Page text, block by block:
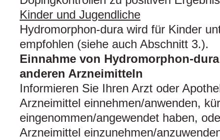
Kinder und Jugendliche
Hydromorphon-dura wird für Kinder
empfohlen (siehe auch Abschnitt 3.).
Einnahme von Hydromorphon-
anderen Arzneimitteln
Informieren Sie Ihren Arzt oder
Arzneimittel einnehmen/anwenden,
eingenommen/angewendet haben,
Arzneimittel einzunehmen/